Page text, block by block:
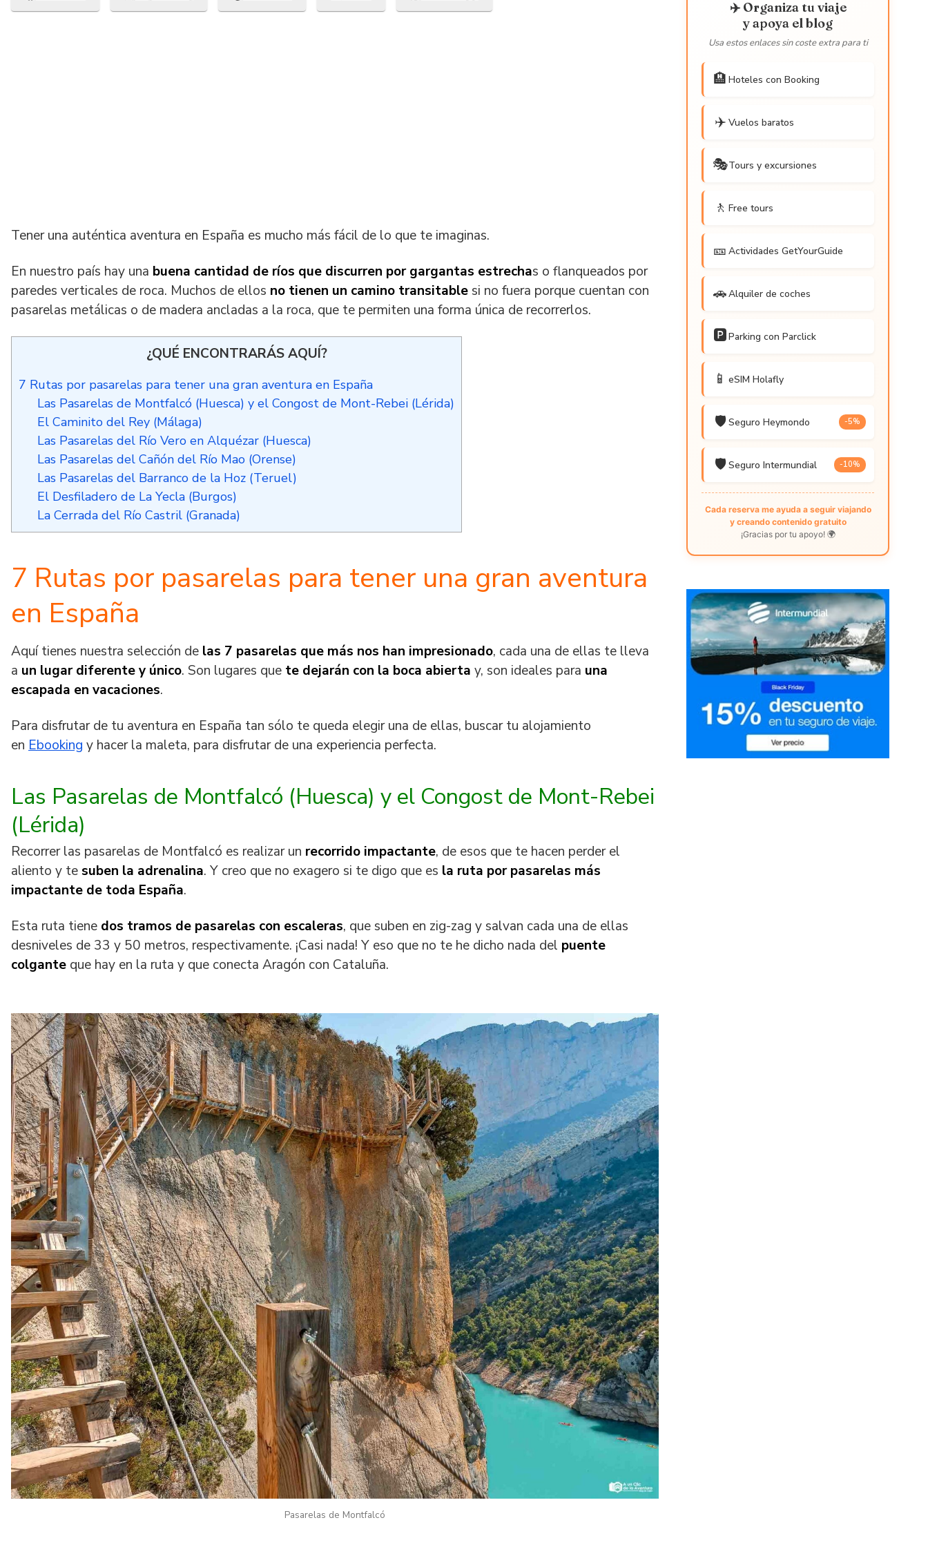
en
en
en
en
en
Tener una auténtica aventura en España es mucho más fácil de lo que te imaginas.
En nuestro país hay una buena cantidad de ríos que discurren por gargantas estrechas o flanqueados por
paredes verticales de roca. Muchos de ellos no tienen un camino transitable si no fuera porque cuentan con
pasarelas metálicas o de madera ancladas a la roca, que te permiten una forma única de recorrerlos.
¿QUÉ ENCONTRARÁS AQUÍ?
7 Rutas por pasarelas para tener una gran aventura en España
Las Pasarelas de Montfalcó (Huesca) y el Congost de Mont-Rebei (Lérida)
El Caminito del Rey (Málaga)
Las Pasarelas del Río Vero en Alquézar (Huesca)
Las Pasarelas del Cañón del Río Mao (Orense)
Las Pasarelas del Barranco de la Hoz (Teruel)
El Desfiladero de La Yecla (Burgos)
La Cerrada del Río Castril (Granada)
7 Rutas por pasarelas para tener una gran aventura
en España
Aquí tienes nuestra selección de las 7 pasarelas que más nos han impresionado, cada una de ellas te lleva
a un lugar diferente y único. Son lugares que te dejarán con la boca abierta y, son ideales para una
escapada en vacaciones.
Para disfrutar de tu aventura en España tan sólo te queda elegir una de ellas, buscar tu alojamiento
en Ebooking y hacer la maleta, para disfrutar de una experiencia perfecta.
Las Pasarelas de Montfalcó (Huesca) y el Congost de Mont-Rebei
(Lérida)
Recorrer las pasarelas de Montfalcó es realizar un recorrido impactante, de esos que te hacen perder el
aliento y tesuben la adrenalina. Y creo que no exagero si te digo que es la ruta por pasarelas más
impactante de toda España.
Esta ruta tiene dos tramos de pasarelas con escaleras, que suben en zig-zag y salvan cada una de ellas
desniveles de 33 y 50 metros, respectivamente. ¡Casi nada! Y eso que no te he dicho nada del puente
colgante que hay en la ruta y que conecta Aragón con Cataluña.
Pasarelas de Montfalcó
✈️ Organiza tu viaje
y apoya el blog
Usa estos enlaces sin coste extra para ti
🏨 Hoteles con Booking
✈️ Vuelos baratos
🎭Tours y excursiones
🚶 Free tours
🎫 Actividades GetYourGuide
🚗Alquiler de coches
🅿️Parking con Parclick
📱 eSIM Holafly
🛡️Seguro Heymondo -5%
🛡️Seguro Intermundial -10%
Cada reserva me ayuda a seguir viajando
y creando contenido gratuito
¡Gracias por tu apoyo! 🌍